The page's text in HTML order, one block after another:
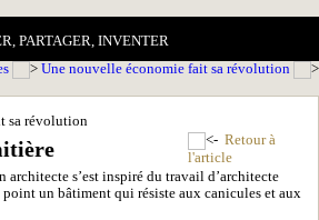
PARTAGER, INVENTER
Une nouvelle économie fait sa révolution
sa révolution
Retour à
l'article
architecte s’est inspiré du travail d’architecte
point un bâtiment qui résiste aux canicules et aux